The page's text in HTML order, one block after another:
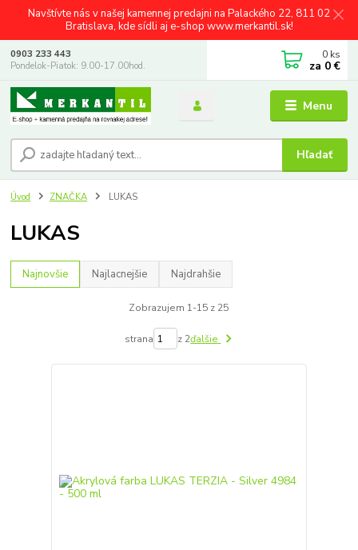
Navštívte nás v našej kamennej predajni na Palackého 22, 811 02
Bratislava, kde sídli aj e-shop www.merkantil.sk!
Menu
Hľadať
0903 233 443
Pondelok-Piatok: 9.00-17.00hod.
0 ks
za 0 €
Úvod ZNAČKA LUKAS
LUKAS
Najnovšie Najlacnejšie Najdrahšie
Zobrazujem 1-15 z 25
strana z 2ďalšie